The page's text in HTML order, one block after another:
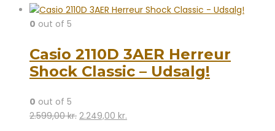
0 out of 5
Casio 2110D 3AER Herreur
Shock Classic – Udsalg!
0 out of 5
2.599,00kr. Den
2.249,00 kr.